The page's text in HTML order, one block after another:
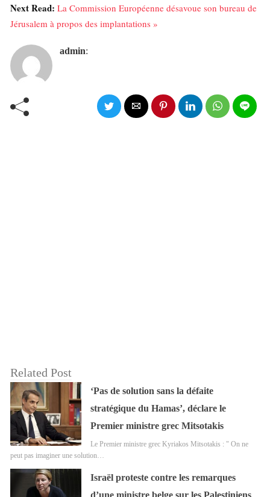
Next Read: La Commission Européenne désavoue son bureau de
Jérusalem à propos des implantations »
admin:
Related Post
‘Pas de solution sans la défaite
stratégique du Hamas’, déclare le
Premier ministre grec Mitsotakis
Le Premier ministre grec Kyriakos Mitsotakis : " On ne
peut pas imaginer une solution…
Israël proteste contre les remarques